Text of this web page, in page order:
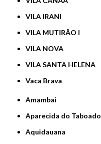
VILA IRANI
VILA MUTIRÃO I
VILA NOVA
VILA SANTA HELENA
Vaca Brava
Amambai
Aparecida do Taboado
Aquidauana